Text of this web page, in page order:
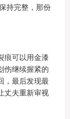
持完整，那份
痕可以用金漆
伤继续握紧的
，最后发现最
丈夫重新审视